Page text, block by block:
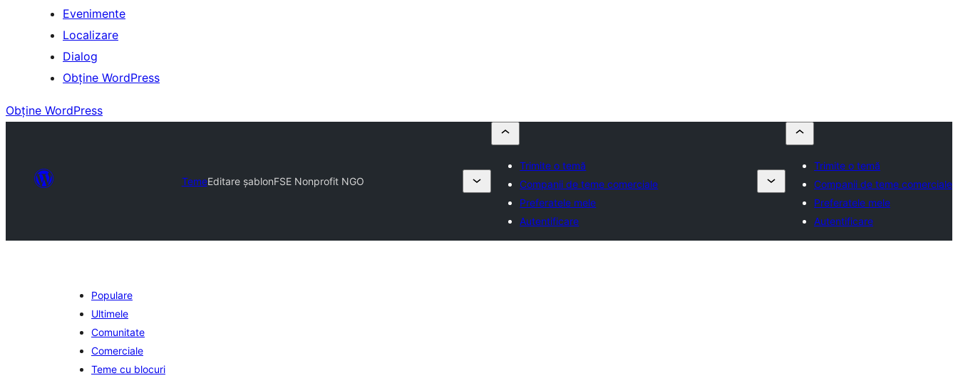
Evenimente
Localizare
Dialog
Obține WordPress
Obține WordPress
TemeEditare șablonFSE Nonprofit NGO
Trimite o temă
Companii de teme comerciale
Preferatele mele
Autentificare
Trimite o temă
Companii de teme comerciale
Preferatele mele
Autentificare
Populare
Ultimele
Comunitate
Comerciale
Teme cu blocuri